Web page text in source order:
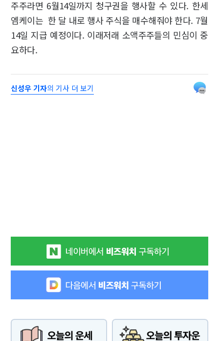
주주라면 6월14일까지 청구권을 행사할 수 있다. 한세
엠케이는 한 달 내로 행사 주식을 매수해줘야 한다. 7월
14일 지급 예정이다. 이래저래 소액주주들의 민심이 중
요하다.
신성우 기자의 기사 더 보기